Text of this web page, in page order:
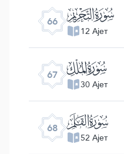
66 ﯯ
12 Ајет
67 ﯰ
30 Ајет
68 ﯱ
52 Ајет